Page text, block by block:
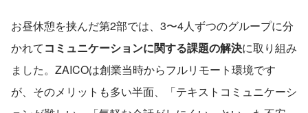
お昼休憩を挟んだ第2部では、3〜4人ずつのグループに分
かれてコミュニケーションに関する課題の解決に取り組み
ました。ZAICOは創業当時からフルリモート環境です
が、そのメリットも多い半面、「テキストコミュニケーシ